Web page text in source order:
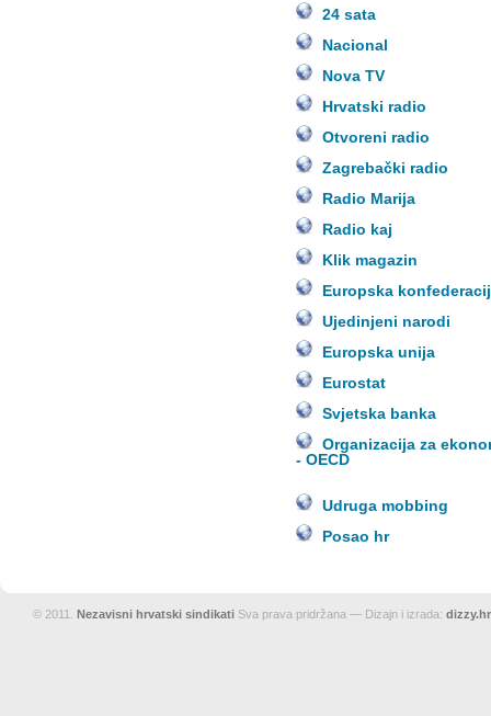
24 sata
Nacional
Nova TV
Hrvatski radio
Otvoreni radio
Zagrebački radio
Radio Marija
Radio kaj
Klik magazin
Europska
Ujedinjeni narodi
Europska unija
Eurostat
Svjetska banka
Organizacija za
- OECD
Udruga mobbing
Posao hr
© 2011. Nezavisni hrvatski sindikati Sva prava pridržana — Dizajn i izrada: dizzy.hr